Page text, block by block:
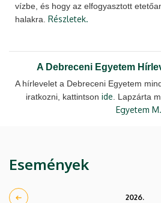
vízbe, és hogy az elfogyasztott
halakra. Részletek.
A Debreceni Egyetem
A hírlevelet a Debreceni Egyetem
iratkozni, kattintson ide . Lapzárta
Egyetem
Események
2026.